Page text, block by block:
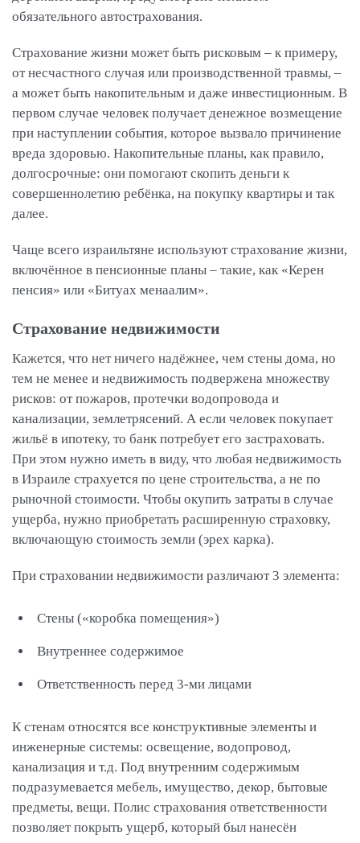
обязательного автострахования.
Страхование жизни может быть рисковым – к примеру,
от несчастного случая или производственной травмы, –
а может быть накопительным и даже инвестиционным. В
первом случае человек получает денежное возмещение
при наступлении события, которое вызвало причинение
вреда здоровью. Накопительные планы, как правило,
долгосрочные: они помогают скопить деньги к
совершеннолетию ребёнка, на покупку квартиры и так
далее.
Чаще всего израильтяне используют страхование жизни,
включённое в пенсионные планы – такие, как «Керен
пенсия» или «Битуах менаалим».
Страхование недвижимости
Кажется, что нет ничего надёжнее, чем стены дома, но
тем не менее и недвижимость подвержена множеству
рисков: от пожаров, протечки водопровода и
канализации, землетрясений. А если человек покупает
жильё в ипотеку, то банк потребует его застраховать.
При этом нужно иметь в виду, что любая недвижимость
в Израиле страхуется по цене строительства, а не по
рыночной стоимости. Чтобы окупить затраты в случае
ущерба, нужно приобретать расширенную страховку,
включающую стоимость земли (эрех карка).
При страховании недвижимости различают 3 элемента:
Стены («коробка помещения»)
Внутреннее содержимое
Ответственность перед 3-ми лицами
К стенам относятся все конструктивные элементы и
инженерные системы: освещение, водопровод,
канализация и т.д. Под внутренним содержимым
подразумевается мебель, имущество, декор, бытовые
предметы, вещи. Полис страхования ответственности
позволяет покрыть ущерб, который был нанесён